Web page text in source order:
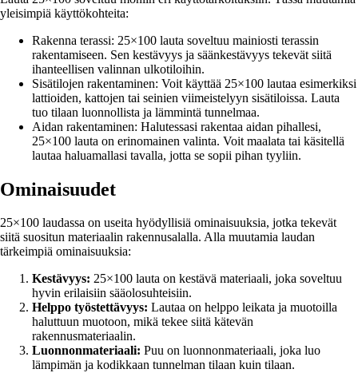
yleisimpiä käyttökohteita:
Rakenna terassi: 25×100 lauta soveltuu mainiosti terassin
rakentamiseen. Sen kestävyys ja säänkestävyys tekevät siitä
ihanteellisen valinnan ulkotiloihin.
Sisätilojen rakentaminen: Voit käyttää 25×100 lautaa esimerkiksi
lattioiden, kattojen tai seinien viimeistelyyn sisätiloissa. Lauta
tuo tilaan luonnollista ja lämmintä tunnelmaa.
Aidan rakentaminen: Halutessasi rakentaa aidan pihallesi,
25×100 lauta on erinomainen valinta. Voit maalata tai käsitellä
lautaa haluamallasi tavalla, jotta se sopii pihan tyyliin.
Ominaisuudet
25×100 laudassa on useita hyödyllisiä ominaisuuksia, jotka tekevät
siitä suositun materiaalin rakennusalalla. Alla muutamia laudan
tärkeimpiä ominaisuuksia:
Kestävyys: 25×100 lauta on kestävä materiaali, joka soveltuu
hyvin erilaisiin sääolosuhteisiin.
Helppo työstettävyys: Lautaa on helppo leikata ja muotoilla
haluttuun muotoon, mikä tekee siitä kätevän
rakennusmateriaalin.
Luonnonmateriaali: Puu on luonnonmateriaali, joka luo
lämpimän ja kodikkaan tunnelman tilaan kuin tilaan.